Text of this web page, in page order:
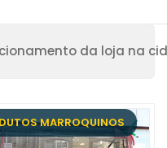
da loja na
MARROQUINOS